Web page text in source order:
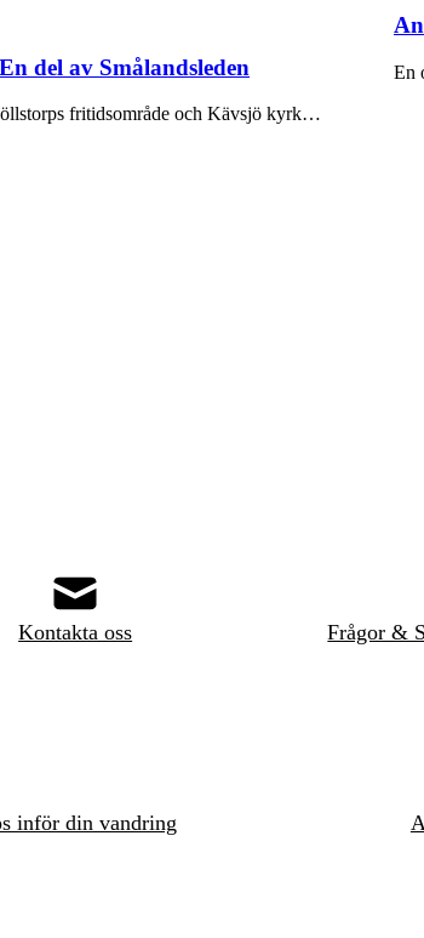
del av Smålandsleden
fritidsområde och Kävsjö kyrk…
En
Kontakta oss Frågor &
inför din vandring